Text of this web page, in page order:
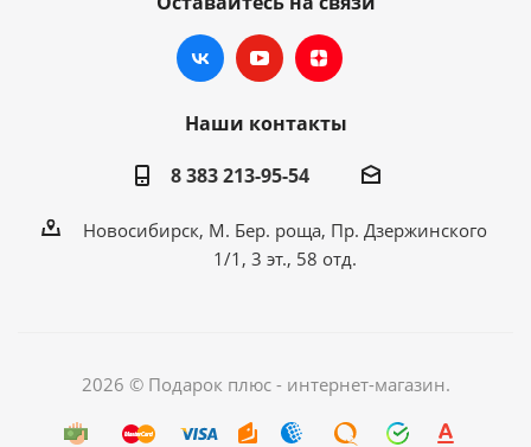
Наши контакты
8 383 213-95-54
Новосибирск, М. Бер. роща, Пр. Дзержинского
1/1, 3 эт., 58 отд.
2026 © Подарок плюс - интернет-магазин.